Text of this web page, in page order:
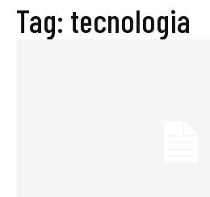
Tag: tecnologia